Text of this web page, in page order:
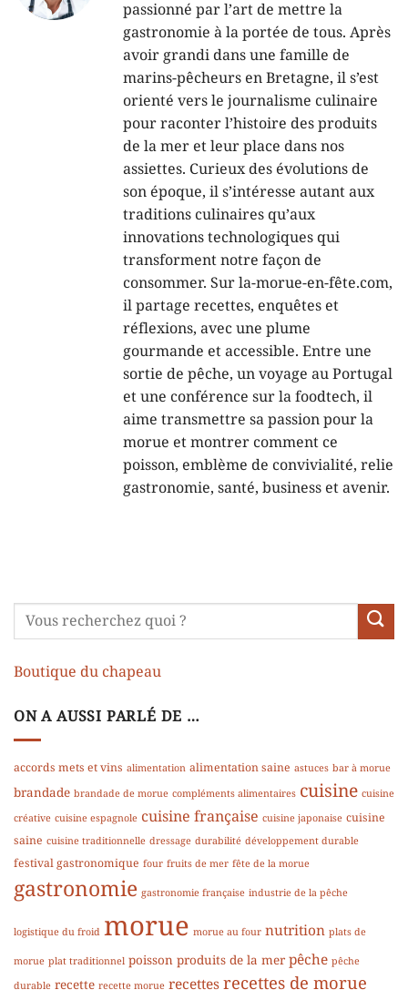
passionné par l’art de mettre la
gastronomie à la portée de tous. Après
avoir grandi dans une famille de
marins-pêcheurs en Bretagne, il s’est
orienté vers le journalisme culinaire
pour raconter l’histoire des produits
de la mer et leur place dans nos
assiettes. Curieux des évolutions de
son époque, il s’intéresse autant aux
traditions culinaires qu’aux
innovations technologiques qui
transforment notre façon de
consommer. Sur la-morue-en-fête.com,
il partage recettes, enquêtes et
réflexions, avec une plume
gourmande et accessible. Entre une
sortie de pêche, un voyage au Portugal
et une conférence sur la foodtech, il
aime transmettre sa passion pour la
morue et montrer comment ce
poisson, emblème de convivialité, relie
gastronomie, santé, business et avenir.
Boutique du chapeau
ON A AUSSI PARLÉ DE …
accords mets et vins alimentation alimentation saine astuces bar à morue
brandade brandade de morue compléments alimentaires cuisine cuisine
créative cuisine espagnole cuisine française cuisine japonaise cuisine
saine cuisine traditionnelle dressage durabilité développement durable
festival gastronomique four fruits de mer fête de la morue
gastronomie gastronomie française industrie de la pêche
logistique du froid morue morue au four nutrition plats de
morue plat traditionnel poisson produits de la mer pêche pêche
durable recette recette morue recettes recettes de morue